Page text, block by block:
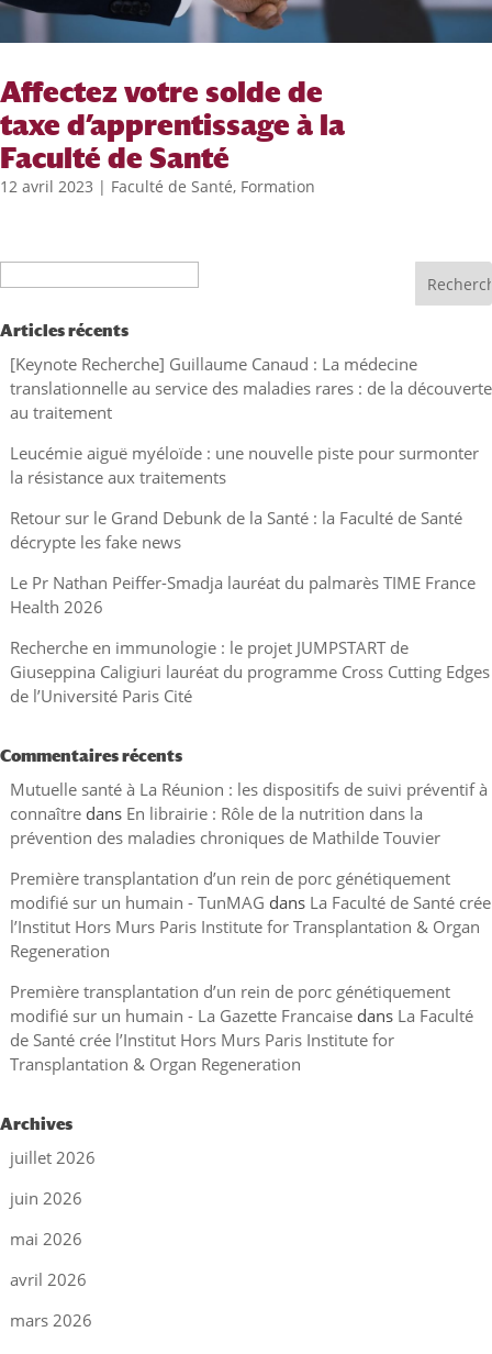
Affectez votre solde de
taxe d’apprentissage à la
Faculté de Santé
12 avril 2023 | Faculté de Santé, Formation
Articles récents
[Keynote Recherche] Guillaume Canaud : La médecine
translationnelle au service des maladies rares : de la découverte
au traitement
Leucémie aiguë myéloïde : une nouvelle piste pour surmonter
la résistance aux traitements
Retour sur le Grand Debunk de la Santé : la Faculté de Santé
décrypte les fake news
Le Pr Nathan Peiffer-Smadja lauréat du palmarès TIME France
Health 2026
Recherche en immunologie : le projet JUMPSTART de
Giuseppina Caligiuri lauréat du programme Cross Cutting Edges
de l’Université Paris Cité
Commentaires récents
Mutuelle santé à La Réunion : les dispositifs de suivi préventif à
connaîtredans En librairie : Rôle de la nutrition dans la
prévention des maladies chroniques de Mathilde Touvier
Première transplantation d’un rein de porc génétiquement
modifié sur un humain - TunMAG dans La Faculté de Santé crée
l’Institut Hors Murs Paris Institute for Transplantation & Organ
Regeneration
Première transplantation d’un rein de porc génétiquement
modifié sur un humain - La Gazette Francaisedans La Faculté
de Santé crée l’Institut Hors Murs Paris Institute for
Transplantation & Organ Regeneration
Archives
juillet 2026
juin 2026
mai 2026
avril 2026
mars 2026